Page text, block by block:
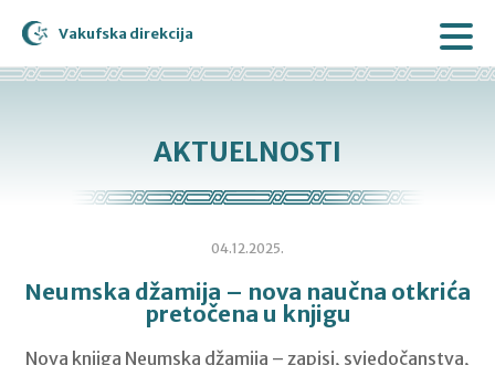
Vakufska direkcija
AKTUELNOSTI
04.12.2025.
Neumska džamija – nova naučna otkrića
pretočena u knjigu
Nova knjiga Neumska džamija – zapisi, svjedočanstva,